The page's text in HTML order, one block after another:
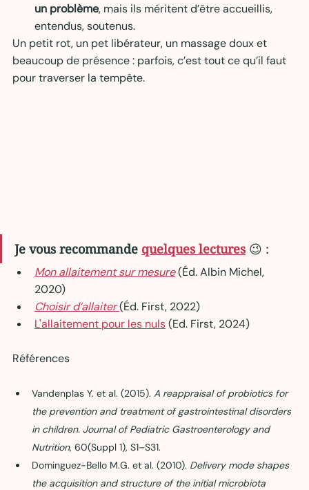
un problème, mais ils méritent d’être accueillis,
entendus, soutenus.
Un petit rot, un pet libérateur, un massage doux et
beaucoup de présence : parfois, c’est tout ce qu’il faut
pour traverser la tempête.
Je vous recommande quelques lectures 😉 :
Mon allaitement sur mesure (Éd. Albin Michel,
2020)
Choisir d’allaiter(Éd. First, 2022)
L'allaitement pour les nuls (Ed. First, 2024)
Références
Vandenplas Y. et al. (2015). A reappraisal of probiotics for
the prevention and treatment of gastrointestinal disorders
in children. Journal of Pediatric Gastroenterology and
Nutrition, 60(Suppl 1), S1–S31.
Dominguez-Bello M.G. et al. (2010). Delivery mode shapes
the acquisition and structure of the initial microbiota